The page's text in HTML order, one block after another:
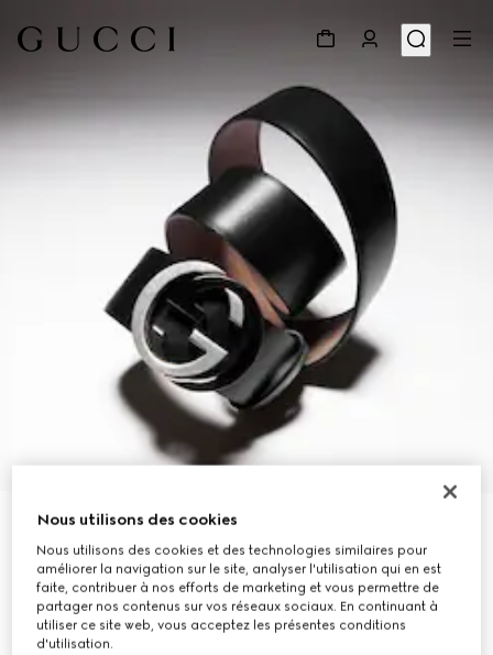
À personnaliser avec vos initiales
€ 515
Nous utilisons des cookies
Nous utilisons des cookies et des technologies similaires pour
améliorer la navigation sur le site, analyser l'utilisation qui en est
faite, contribuer à nos efforts de marketing et vous permettre de
partager nos contenus sur vos réseaux sociaux. En continuant à
utiliser ce site web, vous acceptez les présentes conditions
d'utilisation.